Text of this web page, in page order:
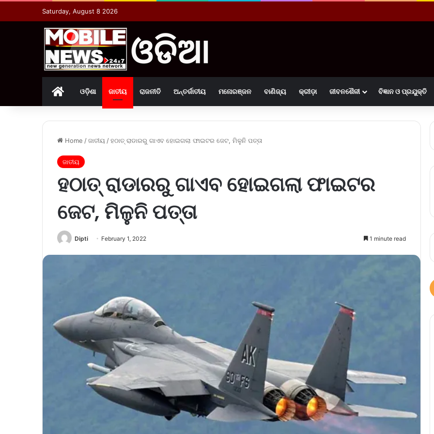
Saturday, August 8 2026
Homeଓଡ଼ିଶା ଜାତୀୟ ରାଜନୀତି ଅନ୍ତର୍ଜାତୀୟ ମନୋରଞ୍ଜନ ବାଣିଜ୍ୟ କ୍ରୀଡ଼ା ଜୀବନଶୈଳୀ ବିଜ୍ଞାନ ଓ ପ୍ରଯୁକ୍ତି
Home /ଜାତୀୟ /ହଠାତ୍‌ ରାଡାରରୁ ଗାଏବ ହୋଇଗଲା ଫାଇଟର ଜେଟ, ମିଳୁନି ପତ୍ତା
ଜାତୀୟ
ହଠାତ୍‌ ରାଡାରରୁ ଗାଏବ ହୋଇଗଲା ଫାଇଟର
ଜେଟ, ମିଳୁନି ପତ୍ତା
Dipti February 1, 2022 1 minute read